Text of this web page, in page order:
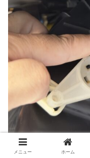
メニュー ホーム